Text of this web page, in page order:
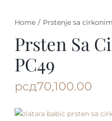
Prstenje
Home / Prstenje sa
Prsten Sa
PC49
рсд70,100.00